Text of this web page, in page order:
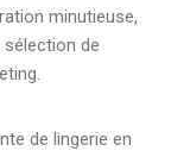
minutieuse,
de
de lingerie en